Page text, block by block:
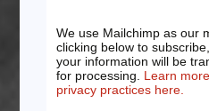
We use Mailchimp as our
clicking below to
your information will be
for processing. Learn
privacy practices here.